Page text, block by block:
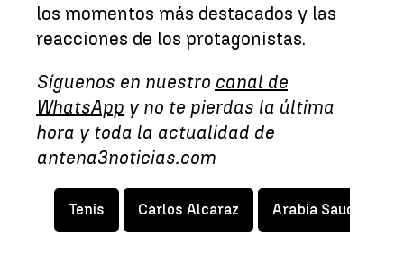
los momentos más destacados y las
reacciones de los protagonistas.
Síguenos en nuestro canal de
WhatsApp y no te pierdas la última
hora y toda la actualidad de
antena3noticias.com
Tenis Carlos Alcaraz Arabia Saudí